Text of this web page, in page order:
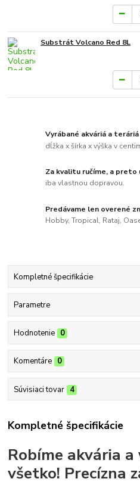
Substrát Volcano Red 8L
Vyrábané akváriá a
dĺžka x šírka x výška v
Za kvalitu ručíme, a
iba vlastnou dopravou.
Predávame len overené
Hobby, Tropical, Rataj,
Kompletné špecifikácie
Parametre
Hodnotenie 0
Komentáre 0
Súvisiaci tovar 4
Kompletné špecifikácie
Robíme akvária a
všetko! Precízna